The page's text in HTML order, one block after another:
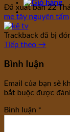
Đã xuất bản22
me tây nguyên tấm
Trackback đã bị
Tiếp theo →
Bình luận
Email của bạn sẽ
bắt buộc được
Bình luận *